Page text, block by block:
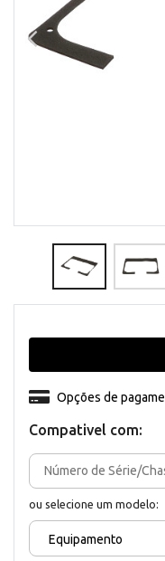
Compativel com:
ou selecione um modelo:
Equipamento
Opções de